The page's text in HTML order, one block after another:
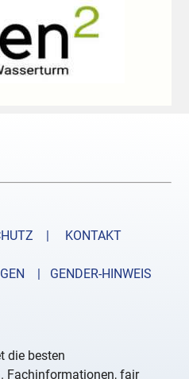
|
KONTAKT
| GENDER-HINWEIS
die besten
Fachinformationen, fair